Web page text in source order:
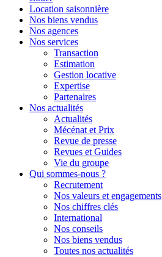
Location saisonnière
Nos biens vendus
Nos agences
Nos services
Transaction
Estimation
Gestion locative
Expertise
Partenaires
Nos actualités
Actualités
Mécénat et Prix
Revue de presse
Revues et Guides
Vie du groupe
Qui sommes-nous ?
Recrutement
Nos valeurs et engagements
Nos chiffres clés
International
Nos conseils
Nos biens vendus
Toutes nos actualités